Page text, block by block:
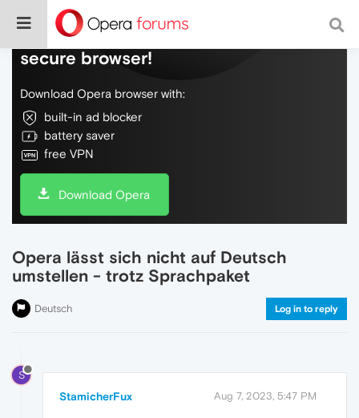
Do more on the web, with a fast and
secure browser!
Download Opera browser with:
built-in ad blocker
battery saver
free VPN
Download Opera
Opera lässt sich nicht auf Deutsch
umstellen - trotz Sprachpaket
Deutsch Log in to reply
S
StamicherFux Aug 7, 2023, 5:47 PM